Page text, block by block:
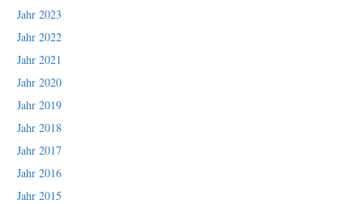
Jahr 2023
Jahr 2022
Jahr 2021
Jahr 2020
Jahr 2019
Jahr 2018
Jahr 2017
Jahr 2016
Jahr 2015